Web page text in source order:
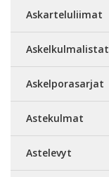
Askarteluliimat
Askelkulmalistat
Askelporasarjat
Astekulmat
Astelevyt